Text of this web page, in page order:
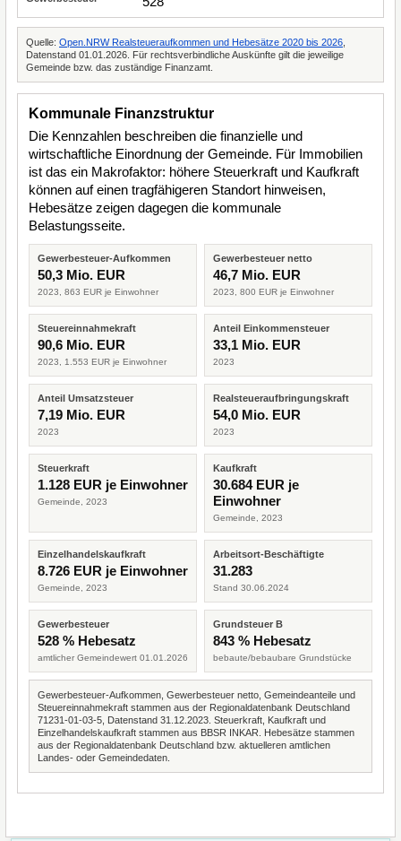
Quelle: Open.NRW Realsteueraufkommen und Hebesätze 2020 bis 2026
Datenstand 01.01.2026. Für rechtsverbindliche Auskünfte gilt die jeweilige
Gemeinde bzw. das zuständige Finanzamt.
Kommunale Finanzstruktur
Die Kennzahlen beschreiben die finanzielle und
wirtschaftliche Einordnung der Gemeinde. Für Immobilien
ist das ein Makrofaktor: höhere Steuerkraft und Kaufkraft
können auf einen tragfähigeren Standort hinweisen,
Hebesätze zeigen dagegen die kommunale
Belastungsseite.
Gewerbesteuer-Aufkommen
50,3 Mio. EUR
2023, 863 EUR je Einwohner
Gewerbesteuer netto
46,7 Mio. EUR
2023, 800 EUR je Einwohner
Steuereinnahmekraft
90,6 Mio. EUR
2023, 1.553 EUR je Einwohner
Anteil Einkommensteuer
33,1 Mio. EUR
2023
Anteil Umsatzsteuer
7,19 Mio. EUR
2023
Realsteueraufbringungskraft
54,0 Mio. EUR
2023
Steuerkraft
1.128 EUR je Einwohner
Gemeinde, 2023
Kaufkraft
30.684 EUR je
Einwohner
Gemeinde, 2023
Einzelhandelskaufkraft
8.726 EUR je Einwohner
Gemeinde, 2023
Arbeitsort-Beschäftigte
31.283
Stand 30.06.2024
Gewerbesteuer
528 % Hebesatz
amtlicher Gemeindewert 01.01.2026
Grundsteuer B
843 % Hebesatz
bebaute/bebaubare Grundstücke
Gewerbesteuer-Aufkommen, Gewerbesteuer netto, Gemeindeanteile und
Steuereinnahmekraft stammen aus der Regionaldatenbank Deutschland
71231-01-03-5, Datenstand 31.12.2023. Steuerkraft, Kaufkraft und
Einzelhandelskaufkraft stammen aus BBSR INKAR. Hebesätze stammen
aus der Regionaldatenbank Deutschland bzw. aktuelleren amtlichen
Landes- oder Gemeindedaten.